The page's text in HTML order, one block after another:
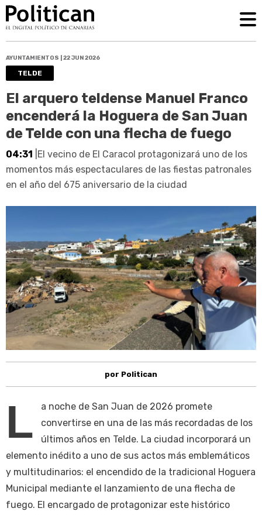
AYUNTAMIENTOS | 22 JUN 2026
TELDE
El arquero teldense Manuel Franco
encenderá la Hoguera de San Juan
de Telde con una flecha de fuego
04:31 |El vecino de El Caracol protagonizará uno de los
momentos más espectaculares de las fiestas patronales
en el año del 675 aniversario de la ciudad
por Politican
L
a noche de San Juan de 2026 promete
convertirse en una de las más recordadas de los
últimos años en Telde. La ciudad incorporará un
elemento inédito a uno de sus actos más emblemáticos
y multitudinarios: el encendido de la tradicional Hoguera
Municipal mediante el lanzamiento de una flecha de
fuego. El encargado de protagonizar este histórico